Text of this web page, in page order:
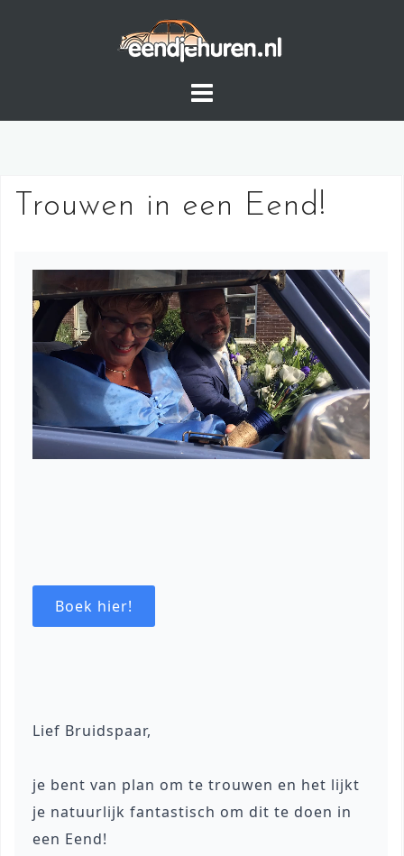
Trouwen in een Eend!
Boek hier!
Lief Bruidspaar,
je bent van plan om te trouwen en het lijkt
je natuurlijk fantastisch om dit te doen in
een Eend!